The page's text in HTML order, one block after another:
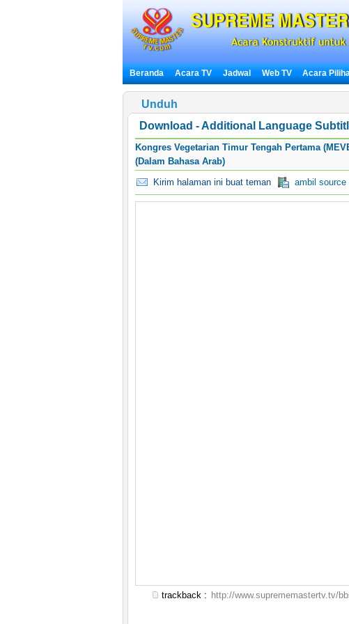
Beranda Acara TV Jadwal Web TV Acara
Unduh
Download - Additional Language
Kongres Vegetarian Timur Tengah Pertama
(Dalam Bahasa Arab)
Kirim halaman ini buat teman
ambil source
trackback : http://www.suprememastertv.tv/